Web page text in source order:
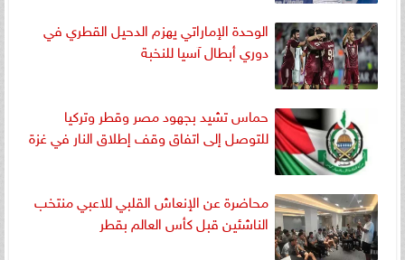
الوحدة الإماراتي يهزم الدحيل القطري في
دوري أبطال آسيا للنخبة
حماس تشيد بجهود مصر وقطر وتركيا
للتوصل إلى اتفاق وقف إطلاق النار في غزة
محاضرة عن الإنعاش القلبي للاعبي منتخب
الناشئين قبل كأس العالم بقطر